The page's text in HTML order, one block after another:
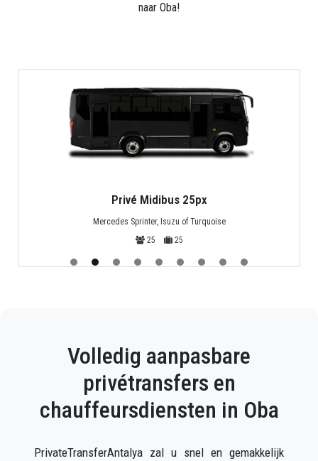
naar Oba!
Privé Midibus 25px
Mercedes Sprinter, Isuzu of Turquoise
25
25
Volledig aanpasbare
privétransfers en
chauffeursdiensten in Oba
PrivateTransferAntalya zal u snel en gemakkelijk